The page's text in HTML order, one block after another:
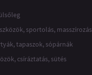
sportolás, masszírozás
tapaszok, sópárnák
csíráztatás, sütés